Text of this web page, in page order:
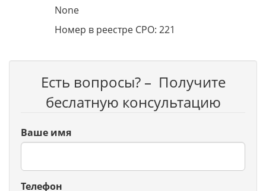
None
Номер в реестре СРО: 221
Есть вопросы? – Получите
беслатную консультацию
Ваше имя
Телефон